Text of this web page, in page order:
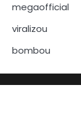
megaofficial
viralizou
bombou